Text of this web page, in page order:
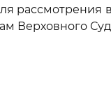
рассмотрения
Верховного